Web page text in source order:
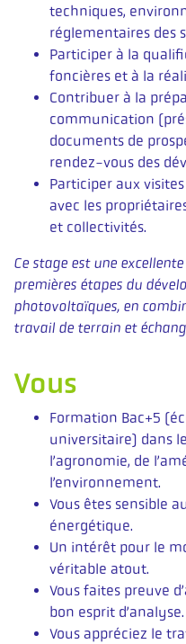
techniques,
réglementaires des
Participer à la
foncières et à la
Contribuer à la
communication
documents de
rendez-vous des
Participer aux
avec les
et collectivités.
Ce stage est une
premières étapes du
photovoltaïques, en
travail de terrain et
Vous
Formation Bac+5
universitaire) dans
l’agronomie, de
l’environnement.
Vous êtes sensible
énergétique.
Un intérêt pour le
véritable atout.
Vous faites preuve
bon esprit d’analyse.
Vous appréciez le